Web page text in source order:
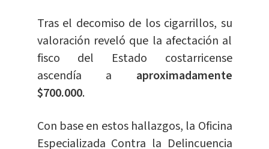
Tras el decomiso de los cigarrillos, su
valoración reveló que la afectación al
fisco del Estado costarricense
ascendía a aproximadamente
$700.000.
Con base en estos hallazgos, la Oficina
Especializada Contra la Delincuencia